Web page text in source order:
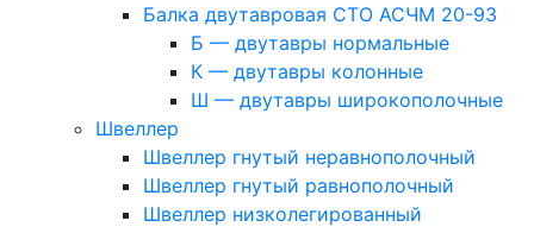
Балка двутавровая СТО АСЧМ 20-93
Б — двутавры нормальные
К — двутавры колонные
Ш — двутавры широкополочные
Швеллер
Швеллер гнутый неравнополочный
Швеллер гнутый равнополочный
Швеллер низколегированный